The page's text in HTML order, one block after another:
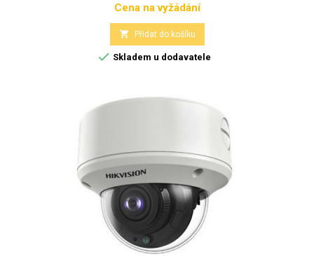
Cena
Cena na vyžádání
 Přidat do košíku
 Skladem u dodavatele